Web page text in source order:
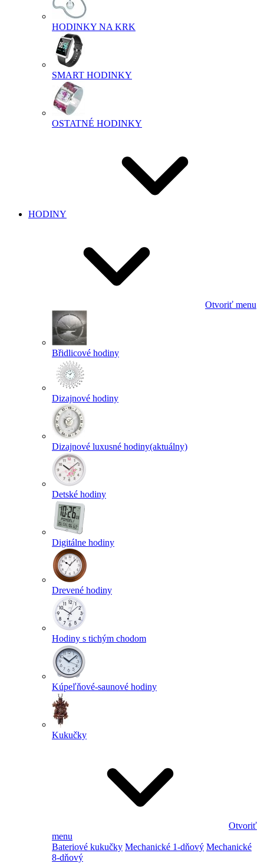
HODINKY NA KRK
SMART HODINKY
OSTATNÉ HODINKY
HODINY
Otvoriť menu
Břidlicové hodiny
Dizajnové hodiny
Dizajnové luxusné hodiny(aktuálny)
Detské hodiny
Digitálne hodiny
Drevené hodiny
Hodiny s tichým chodom
Kúpeľňové-saunové hodiny
Kukučky
Otvoriť
menu
Bateriové kukučky Mechanické 1-dňový Mechanické
8-dňový